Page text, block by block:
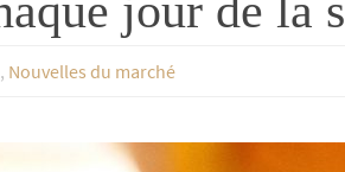
, Nouvelles du marché